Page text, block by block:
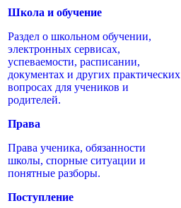
Школа и обучение
Раздел о школьном обучении,
электронных сервисах,
успеваемости, расписании,
документах и других практических
вопросах для учеников и
родителей.
Права
Права ученика, обязанности
школы, спорные ситуации и
понятные разборы.
Поступление